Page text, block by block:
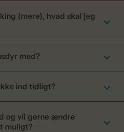
(mere), hvad skal jeg
med?
ind tidligt?
og vil gerne ændre
muligt?